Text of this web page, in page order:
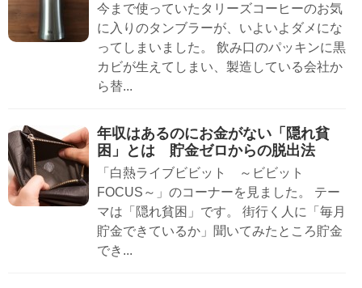
今まで使っていたタリーズコーヒーのお気
に入りのタンブラーが、いよいよダメにな
ってしまいました。 飲み口のパッキンに黒
カビが生えてしまい、製造している会社か
ら替...
年収はあるのにお金がない「隠れ貧
困」とは 貯金ゼロからの脱出法
「白熱ライブビビット ～ビビット
FOCUS～」のコーナーを見ました。 テー
マは「隠れ貧困」です。 街行く人に「毎月
貯金できているか」聞いてみたところ貯金
でき...